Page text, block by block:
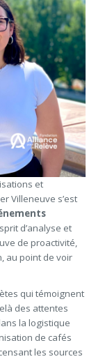
et
Villeneuve s’est
d’analyse et
de proactivité,
au point de voir
qui témoignent
des attentes
la logistique
de cafés
les sources